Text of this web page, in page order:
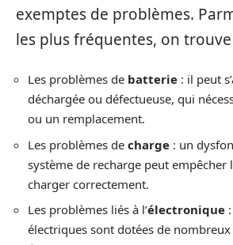
exemptes de problèmes.
les plus fréquentes, on
Les problèmes de batterie : il peut
déchargée ou défectueuse, qui
ou un remplacement.
Les problèmes de charge : un
système de recharge peut empêcher
charger correctement.
Les problèmes liés à l’électronique
électriques sont dotées de nombreux